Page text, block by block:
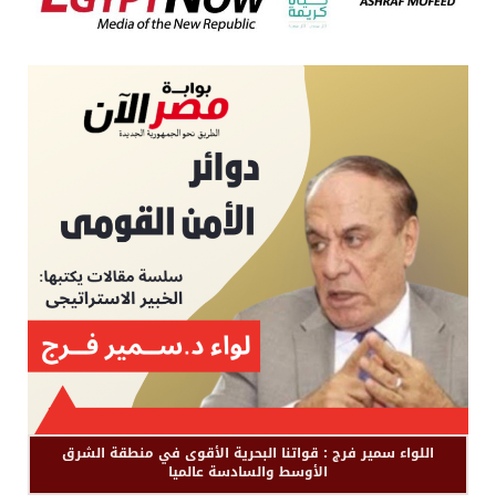
اللواء سمير فرج : قواتنا البحرية الأقوى في منطقة الشرق
الأوسط والسادسة عالميا